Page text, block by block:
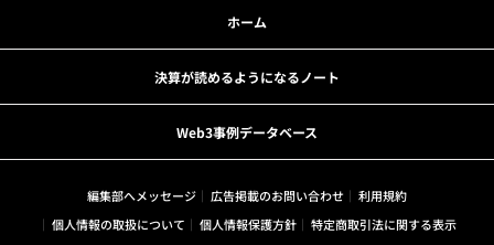
ホーム
決算が読めるようになるノート
Web3事例データベース
編集部へメッセージ 広告掲載のお問い合わせ
利用規約
個人情報の取扱について
個人情報保護方針
特定商取引法に関する表示